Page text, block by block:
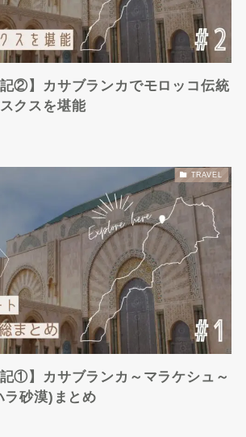
記②】カサブランカでモロッコ伝統
クスを堪能
TRAVEL
記①】カサブランカ～マラケシュ～
ラ砂漠)まとめ